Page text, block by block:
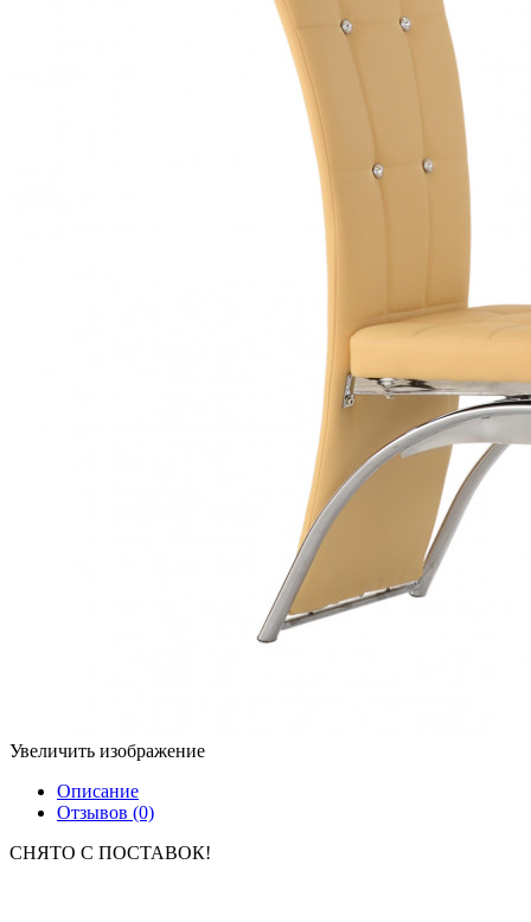
Увеличить изображение
Описание
Отзывов (0)
СНЯТО С ПОСТАВОК!